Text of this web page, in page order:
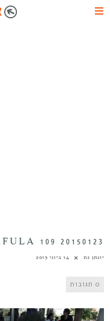
20150123 LCUD AFULA 109
יונתן גת 14 ביוני 2015
0 תגובות